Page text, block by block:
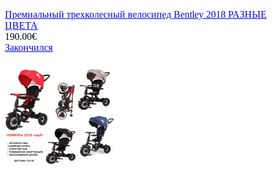
Премиальный трехколесный велосипед Bentley 2018 РАЗНЫЕ
ЦВЕТА
190.00€
Закончился